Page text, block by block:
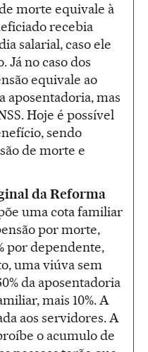
morte equivale à
recebia
salarial, caso ele
Já no caso dos
equivale ao
aposentadoria, mas
Hoje é possível
sendo
de morte e
da Reforma
uma cota familiar
por morte,
por dependente,
uma viúva sem
da aposentadoria
mais 10%. A
aos servidores. A
o acumulo de